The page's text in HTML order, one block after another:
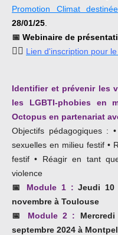
Promotion Climat
28/01/25
📅 Webinaire de
👉🏿 Lien d'inscription pour
Identifier et prévenir les
les LGBTI-phobies en
Octopus en partenariat
Objectifs pédagogiques :
sexuelles en milieu festif •
festif• Réagir en tant
violence
📅 Module 1 : Jeudi
novembre à Toulouse
📅 Module 2 : M
septembre 2024 à